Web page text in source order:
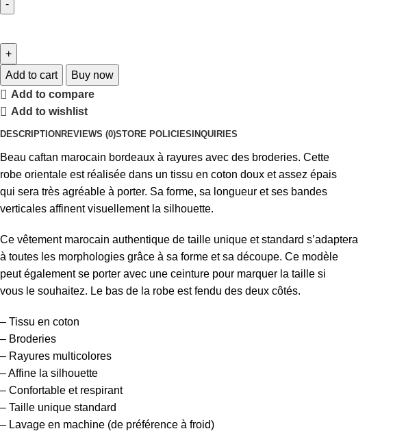
Add to cart
Buy now
Add to compare
Add to wishlist
DESCRIPTION REVIEWS (0)STORE POLICIES INQUIRIES
Beau caftan marocain bordeaux à rayures avec des broderies. Cette
robe orientale est réalisée dans un tissu en coton doux et assez épais
qui sera très agréable à porter. Sa forme, sa longueur et ses bandes
verticales affinent visuellement la silhouette.
Ce vêtement marocain authentique de taille unique et standard s’adaptera
à toutes les morphologies grâce à sa forme et sa découpe. Ce modèle
peut également se porter avec une ceinture pour marquer la taille si
vous le souhaitez. Le bas de la robe est fendu des deux côtés.
– Tissu en coton
– Broderies
– Rayures multicolores
– Affine la silhouette
– Confortable et respirant
– Taille unique standard
– Lavage en machine (de préférence à froid)